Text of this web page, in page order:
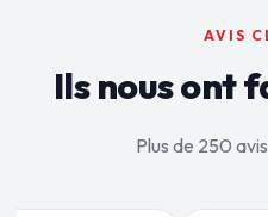
AVIS
Ils nous ont
Plus de 250